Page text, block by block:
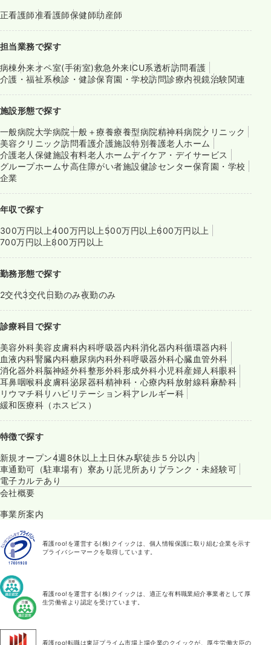
正看護師准看護師保健師助産師
担当業務で探す
病棟外来オペ室(手術室)救急外来ICU系透析訪問看護
介護・福祉系検診・健診保育園・学校訪問診療内視鏡治験関連
施設形態で探す
一般病院大学病院一般＋療養療養型病院精神科病院クリニック
美容クリニック訪問看護介護施設特別養護老人ホーム
介護老人保健施設有料老人ホームデイケア・デイサービス
グループホームサ高住障がい者施設健診センター保育園・学校
企業
年収で探す
300万円以上400万円以上 500万円以上600万円以上
700万円以上800万円以上
勤務形態で探す
2交代3交代日勤のみ夜勤のみ
診療科目で探す
美容外科美容皮膚科内科呼吸器内科消化器内科循環器内科
血液内科腎臓内科糖尿病内科外科呼吸器外科心臓血管外科
消化器外科脳神経外科整形外科形成外科小児科産婦人科眼科
耳鼻咽喉科皮膚科泌尿器科精神科・心療内科放射線科麻酔科
リウマチ科リハビリテーション科アレルギー科
緩和医療科（ホスピス）
特徴で探す
新規オープン4週8休以上 土日休み駅徒歩５分以内
車通勤可（駐車場有） 寮あり託児所あり ブランク・未経験可
電子カルテあり
会社概要
事業所案内
看護roo!を運営する(株)クイックは、個人情報保護に取り組む企業を示す
プライバシーマークを取得しています。
看護roo!を運営する(株)クイックは、適正な有料職業紹介事業者として厚
生労働省より認定を受けています。
看護roo!転職は東証プライム市場上場企業のクイックが、厚生労働大臣の